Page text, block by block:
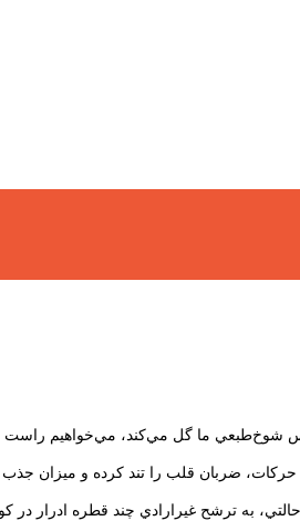
ما گل مي‌كند، مي‌خواهيم راست
حركات، ضربان قلب را تند كرده و
به ترشح غيرارادي چند قطره ادرار در